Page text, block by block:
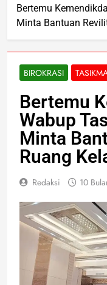
Bertemu
Minta Bantuan
BIROKRASI
Bertemu
Wabup
Minta
Ruang
Redaksi 10